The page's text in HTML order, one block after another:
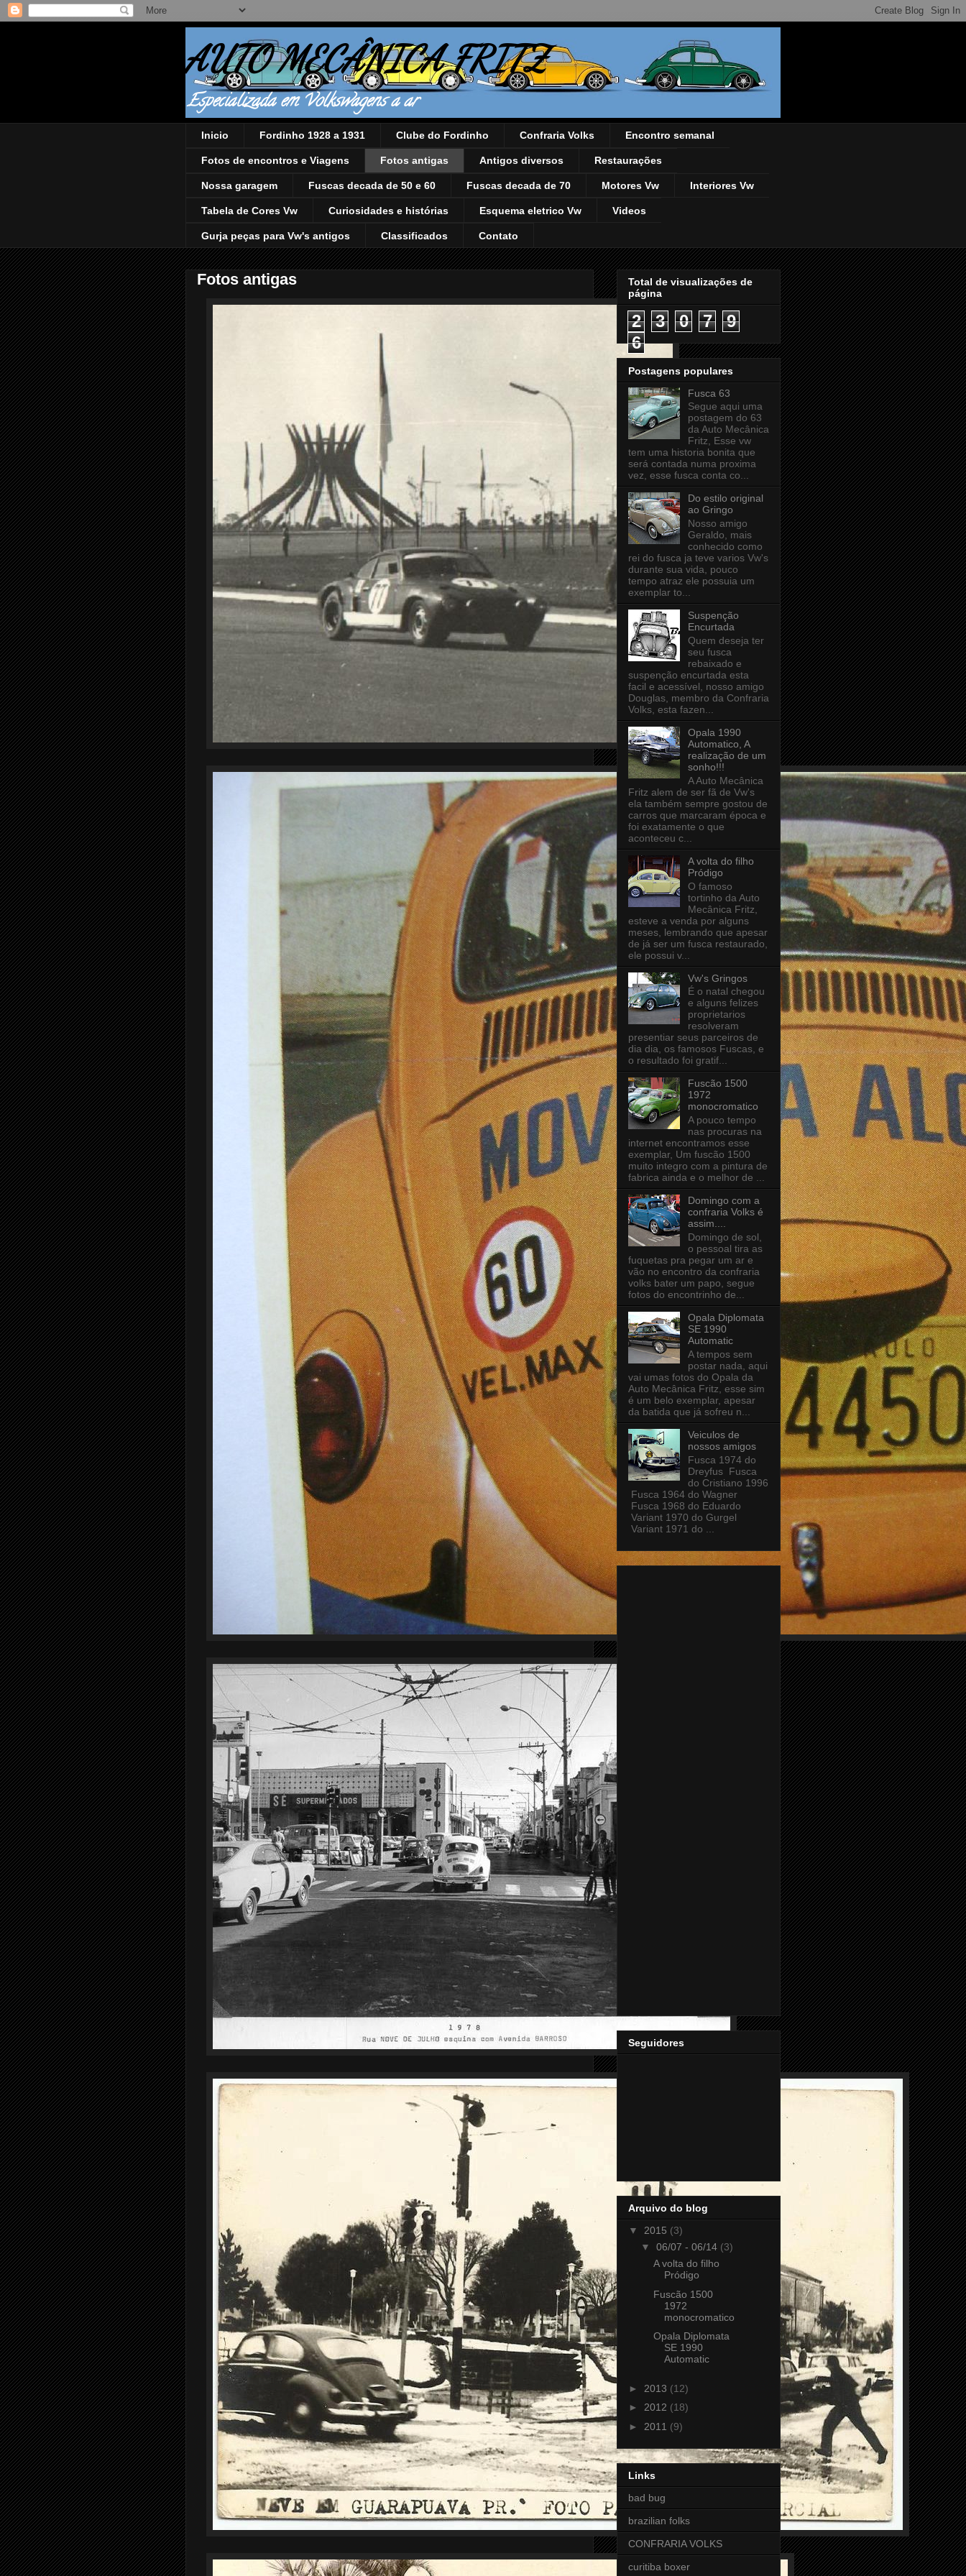
AUTO MECÂNICA FRITZ
Especializada em Volkswagens a ar
Inicio Fordinho 1928 a 1931 Clube do Fordinho Confraria Volks Encontro semanal
Fotos de encontros e Viagens Fotos antigas Antigos diversos Restaurações
Nossa garagem Fuscas decada de 50 e 60 Fuscas decada de 70 Motores Vw Interiores Vw
Tabela de Cores Vw Curiosidades e histórias Esquema eletrico Vw Videos
Gurja peças para Vw's antigos Classificados Contato
Fotos antigas
Total de visualizações de
página
2 3 0 7
9
6
Postagens populares
Fusca 63
Segue aqui uma
postagem do 63
da Auto Mecânica
Fritz, Esse vw
tem uma historia bonita que
será contada numa proxima
vez, esse fusca conta co...
Do estilo original
ao Gringo
Nosso amigo
Geraldo, mais
conhecido como
rei do fusca ja teve varios Vw's
durante sua vida, pouco
tempo atraz ele possuia um
exemplar to...
Suspenção
Encurtada
Quem deseja ter
seu fusca
rebaixado e
suspenção encurtada esta
facil e acessível, nosso amigo
Douglas, membro da Confraria
Volks, esta fazen...
Opala 1990
Automatico, A
realização de um
sonho!!!
A Auto Mecânica
Fritz alem de ser fã de Vw's
ela também sempre gostou de
carros que marcaram época e
foi exatamente o que
aconteceu c...
A volta do filho
Pródigo
O famoso
tortinho da Auto
Mecânica Fritz,
esteve a venda por alguns
meses, lembrando que apesar
de já ser um fusca restaurado,
ele possui v...
Vw's Gringos
É o natal chegou
e alguns felizes
proprietarios
resolveram
presentiar seus parceiros de
dia dia, os famosos Fuscas, e
o resultado foi gratif...
Fuscão 1500
1972
monocromatico
A pouco tempo
nas procuras na
internet encontramos esse
exemplar, Um fuscão 1500
muito integro com a pintura de
fabrica ainda e o melhor de ...
Domingo com a
confraria Volks é
assim....
Domingo de sol,
o pessoal tira as
fuquetas pra pegar um ar e
vão no encontro da confraria
volks bater um papo, segue
fotos do encontrinho de...
Opala Diplomata
SE 1990
Automatic
A tempos sem
postar nada, aqui
vai umas fotos do Opala da
Auto Mecânica Fritz, esse sim
é um belo exemplar, apesar
da batida que já sofreu n...
Veiculos de
nossos amigos
Fusca 1974 do
Dreyfus Fusca
do Cristiano 1996
Fusca 1964 do Wagner
Fusca 1968 do Eduardo
Variant 1970 do Gurgel
Variant 1971 do ...
Seguidores
Arquivo do blog
▼ 2015 (3)
▼ 06/07 - 06/14 (3)
A volta do filho
Pródigo
Fuscão 1500
1972
monocromatico
Opala Diplomata
SE 1990
Automatic
► 2013 (12)
► 2012 (18)
► 2011 (9)
Links
bad bug
brazilian folks
CONFRARIA VOLKS
curitiba boxer